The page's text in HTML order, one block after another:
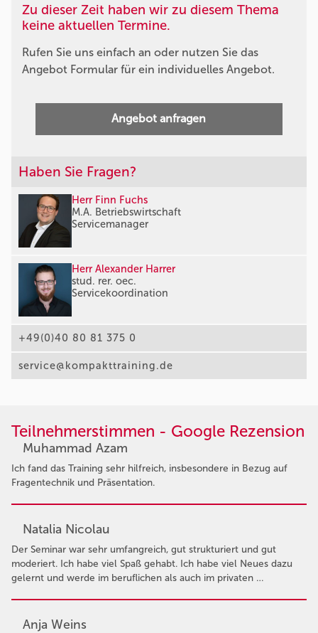
Zu dieser Zeit haben wir zu diesem Thema
keine aktuellen Termine.
Rufen Sie uns einfach an oder nutzen Sie das
Angebot Formular für ein individuelles Angebot.
Angebot anfragen
Haben Sie Fragen?
Herr Finn Fuchs
M.A. Betriebswirtschaft
Servicemanager
Herr Alexander Harrer
stud. rer. oec.
Servicekoordination
+49(0)40 80 81 375 0
service@kompakttraining.de
Teilnehmerstimmen - Google Rezension
Muhammad Azam
Ich fand das Training sehr hilfreich, insbesondere in Bezug auf
Fragentechnik und Präsentation.
Natalia Nicolau
Der Seminar war sehr umfangreich, gut strukturiert und gut
moderiert. Ich habe viel Spaß gehabt. Ich habe viel Neues dazu
gelernt und werde im beruflichen als auch im privaten …
Anja Weins